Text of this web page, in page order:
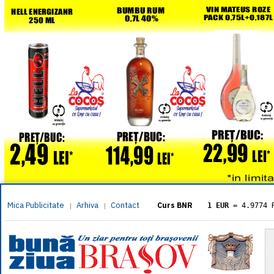
Mica Publicitate | Arhiva | Contact Curs BNR 1 EUR = 4.9774
= 5.8304
1 XAU= 464.4611
1 AED= 1.1933
1 AUD= 2.7957
1 BGN= 2.5449